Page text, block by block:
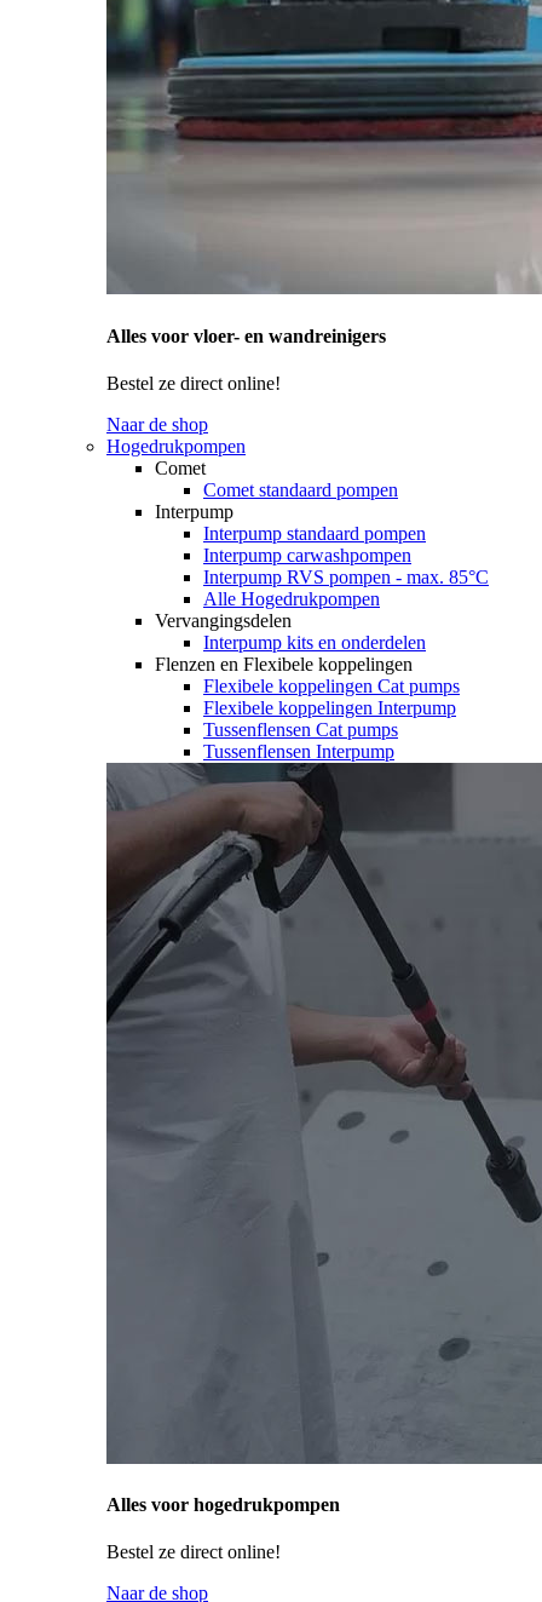
Alles voor vloer- en wandreinigers
Bestel ze direct online!
Naar de shop
Hogedrukpompen
Comet
Comet standaard pompen
Interpump
Interpump standaard pompen
Interpump carwashpompen
Interpump RVS pompen - max. 85°C
Alle Hogedrukpompen
Vervangingsdelen
Interpump kits en onderdelen
Flenzen en Flexibele koppelingen
Flexibele koppelingen Cat pumps
Flexibele koppelingen Interpump
Tussenflensen Cat pumps
Tussenflensen Interpump
Alles voor hogedrukpompen
Bestel ze direct online!
Naar de shop